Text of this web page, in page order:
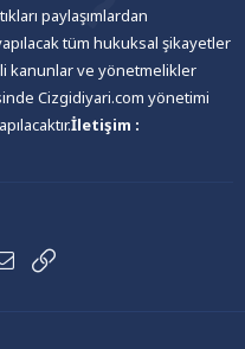
paylaşımlardan
tüm hukuksal şikayetler
kanunlar ve yönetmelikler
Cizgidiyari.com yönetimi
İletişim :
E-posta